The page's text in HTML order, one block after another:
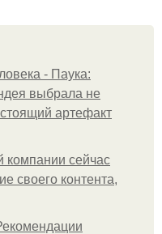
- Паука:
выбрала не
артефакт
компании сейчас
своего контента,